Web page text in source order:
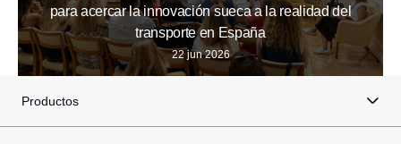
para acercar la innovación sueca a la realidad del
transporte en España
22 jun 2026
Productos